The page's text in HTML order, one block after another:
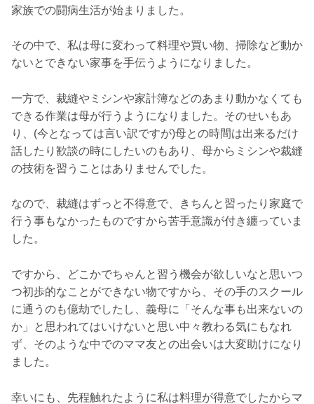
家族での闘病生活が始まりました。
その中で、私は母に変わって料理や買い物、掃除など動か
ないとできない家事を手伝うようになりました。
一方で、裁縫やミシンや家計簿などのあまり動かなくても
できる作業は母が行うようになりました。そのせいもあ
り、(今となっては言い訳ですが)母との時間は出来るだけ
話したり歓談の時にしたいのもあり、母からミシンや裁縫
の技術を習うことはありませんでした。
なので、裁縫はずっと不得意で、きちんと習ったり家庭で
行う事もなかったものですから苦手意識が付き纏っていま
した。
ですから、どこかでちゃんと習う機会が欲しいなと思いつ
つ初歩的なことができない物ですから、その手のスクール
に通うのも億劫でしたし、義母に「そんな事も出来ないの
か」と思われてはいけないと思い中々教わる気にもなれ
ず、そのような中でのママ友との出会いは大変助けになり
ました。
幸いにも、先程触れたように私は料理が得意でしたからマ